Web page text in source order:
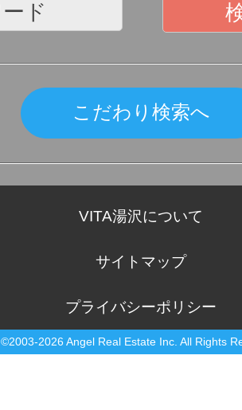
こだわり検索へ
VITA湯沢について
サイトマップ
プライバシーポリシー
©2003-2026 Angel Real Estate Inc. All Rights